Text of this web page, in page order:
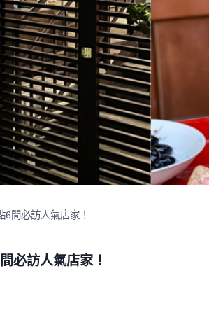
間必訪人氣店家！
必訪人氣店家！